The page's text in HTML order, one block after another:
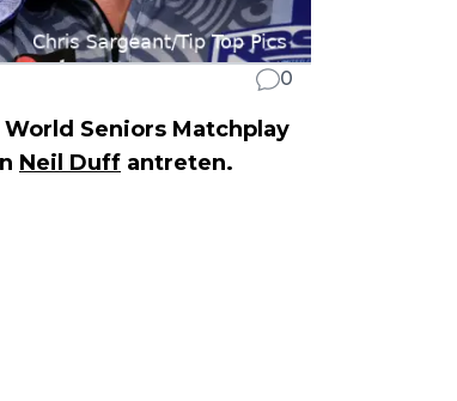
0
Seniors Matchplay
Neil Duff antreten.